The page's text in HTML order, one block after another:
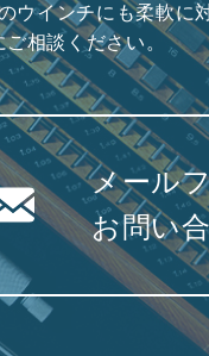
ウインチにも柔軟に
ご相談ください。
メール
お問い